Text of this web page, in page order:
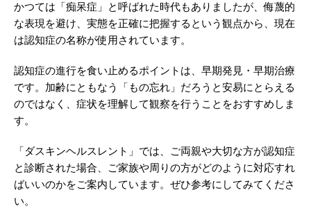
かつては「痴呆症」と呼ばれた時代もありましたが、侮蔑的
な表現を避け、実態を正確に把握するという観点から、現在
は認知症の名称が使用されています。
認知症の進行を食い止めるポイントは、早期発見・早期治療
です。加齢にともなう「もの忘れ」だろうと安易にとらえる
のではなく、症状を理解して観察を行うことをおすすめしま
す。
「ダスキンヘルスレント」では、ご両親や大切な方が認知症
と診断された場合、ご家族や周りの方がどのように対応すれ
ばいいのかをご案内しています。ぜひ参考にしてみてくださ
い。